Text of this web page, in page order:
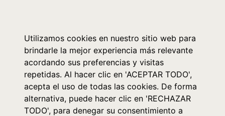
Utilizamos cookies en nuestro sitio web para
brindarle la mejor experiencia más relevante
acordando sus preferencias y visitas
repetidas. Al hacer clic en 'ACEPTAR TODO',
acepta el uso de todas las cookies. De forma
alternativa, puede hacer clic en 'RECHAZAR
TODO', para denegar su consentimiento a